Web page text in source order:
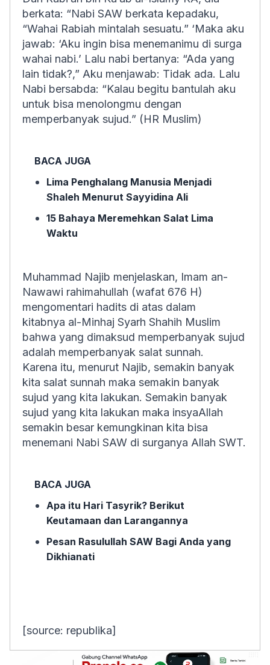
berkata: “Nabi SAW berkata kepadaku,
“Wahai Rabiah mintalah sesuatu.” ‘Maka aku
jawab: ‘Aku ingin bisa menemanimu di surga
wahai nabi.’ Lalu nabi bertanya: “Ada yang
lain tidak?,” Aku menjawab: Tidak ada. Lalu
Nabi bersabda: “Kalau begitu bantulah aku
untuk bisa menolongmu dengan
memperbanyak sujud.” (HR Muslim)
BACA JUGA
Lima Penghalang Manusia Menjadi
Shaleh Menurut Sayyidina Ali
15 Bahaya Meremehkan Salat Lima
Waktu
Muhammad Najib menjelaskan, Imam an-
Nawawi rahimahullah (wafat 676 H)
mengomentari hadits di atas dalam
kitabnya al-Minhaj Syarh Shahih Muslim
bahwa yang dimaksud memperbanyak sujud
adalah memperbanyak salat sunnah.
Karena itu, menurut Najib, semakin banyak
kita salat sunnah maka semakin banyak
sujud yang kita lakukan. Semakin banyak
sujud yang kita lakukan maka insyaAllah
semakin besar kemungkinan kita bisa
menemani Nabi SAW di surganya Allah SWT.
BACA JUGA
Apa itu Hari Tasyrik? Berikut
Keutamaan dan Larangannya
Pesan Rasulullah SAW Bagi Anda yang
Dikhianati
[source: republika]